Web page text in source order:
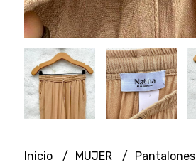
Inicio MUJER
Pantalones